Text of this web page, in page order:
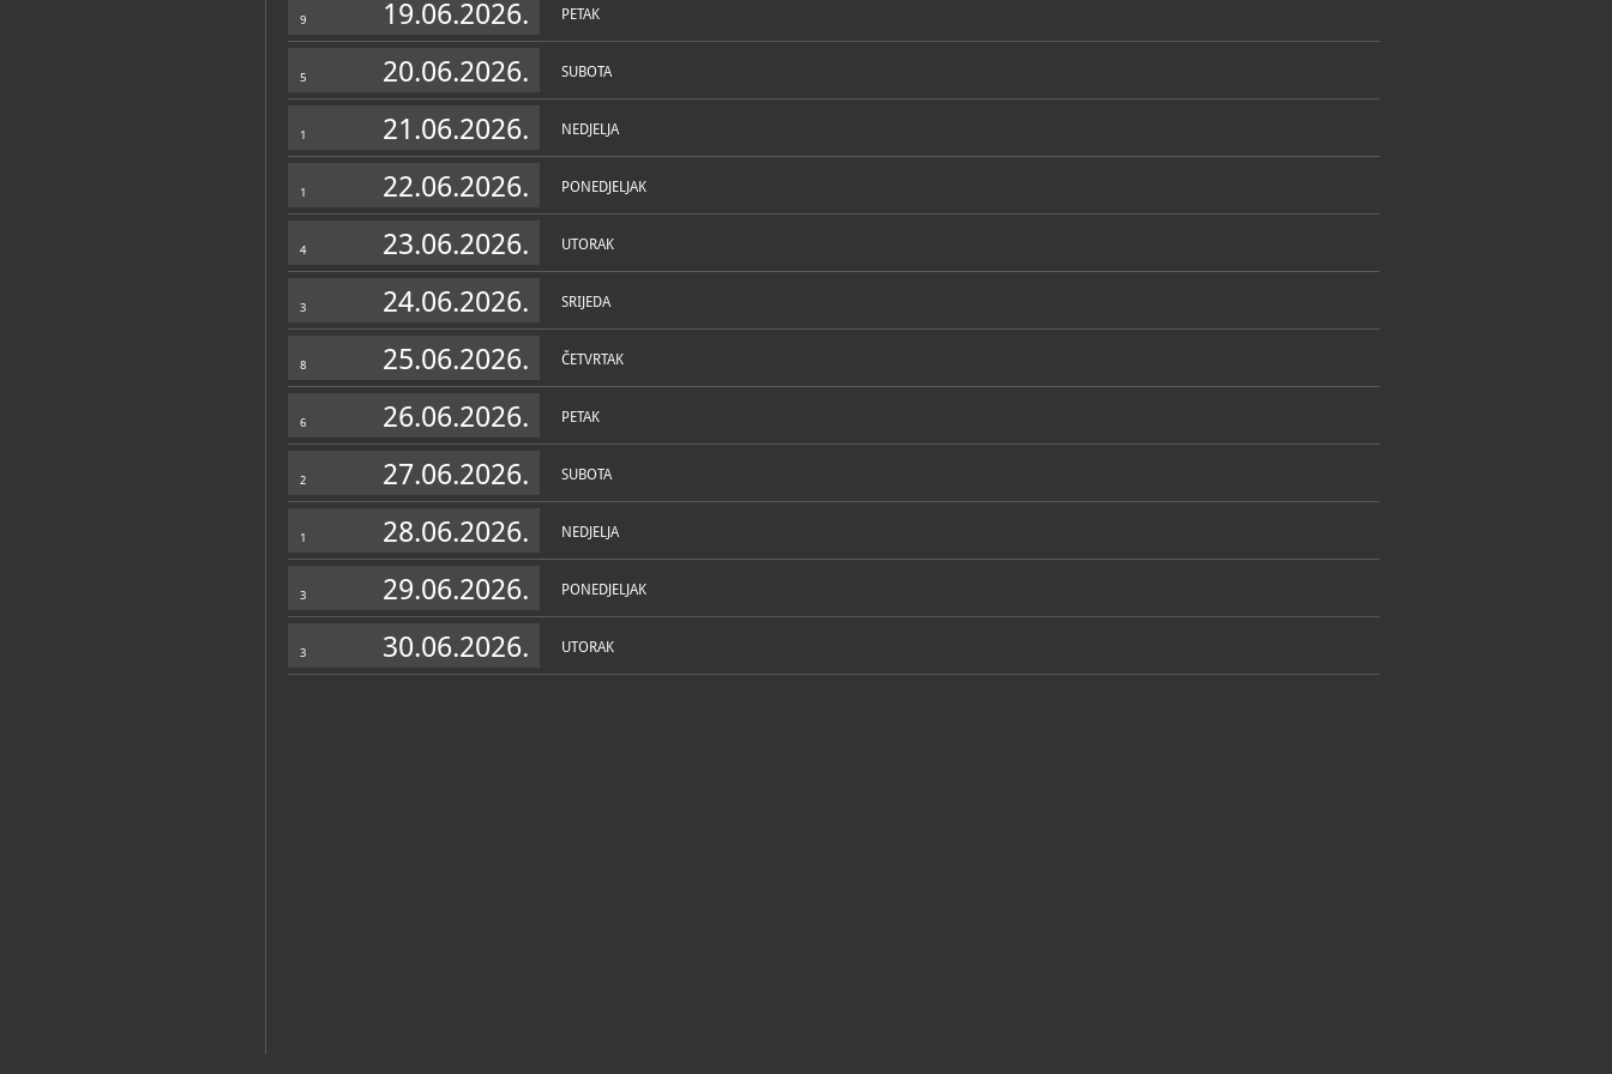
9 19.06.2026. PETAK
5 20.06.2026. SUBOTA
1 21.06.2026. NEDJELJA
1 22.06.2026. PONEDJELJAK
4 23.06.2026. UTORAK
3 24.06.2026. SRIJEDA
8 25.06.2026. ČETVRTAK
6 26.06.2026. PETAK
2 27.06.2026. SUBOTA
1 28.06.2026. NEDJELJA
3 29.06.2026. PONEDJELJAK
3 30.06.2026. UTORAK